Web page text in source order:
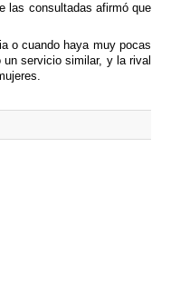
las consultadas afirmó que
o cuando haya muy pocas
servicio similar, y la rival